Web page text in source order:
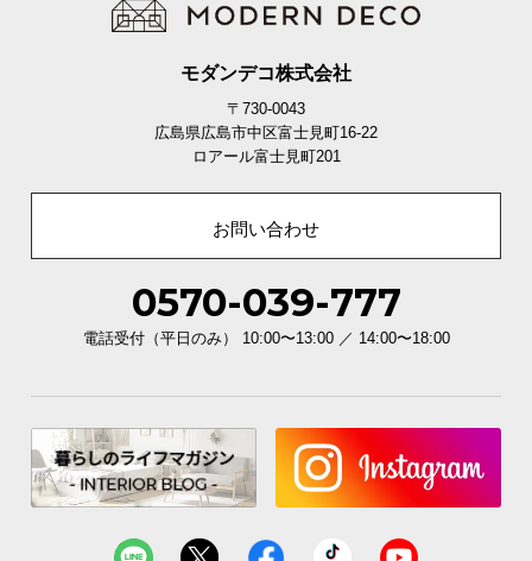
重厚感のあるモルタル調
まるで本物のような独特のムラ感が魅力のモルタル
ホワイト×グレー
モダンデコ株式会社
〒730-0043
広島県広島市中区富士見町16-22
ロアール富士見町201
お問い合わせ
0570-039-777
電話受付（平日のみ） 10:00〜13:00 ／ 14:00〜18:00